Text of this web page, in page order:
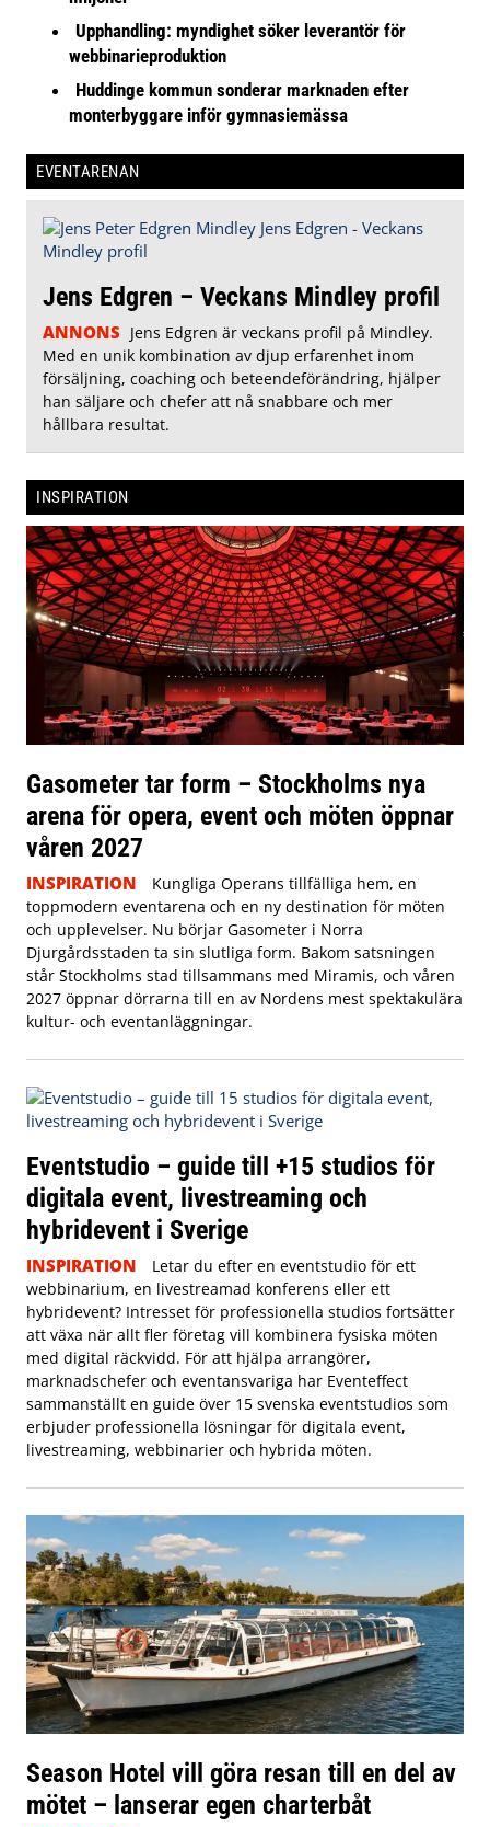
Upphandling: myndighet söker leverantör för
webbinarieproduktion
Huddinge kommun sonderar marknaden efter
monterbyggare inför gymnasiemässa
EVENTARENAN
Jens Edgren – Veckans Mindley profil
ANNONS Jens Edgren är veckans profil på Mindley.
Med en unik kombination av djup erfarenhet inom
försäljning, coaching och beteendeförändring, hjälper
han säljare och chefer att nå snabbare och mer
hållbara resultat.
INSPIRATION
Gasometer tar form – Stockholms nya
arena för opera, event och möten öppnar
våren 2027
INSPIRATION
Kungliga Operans tillfälliga hem, en
toppmodern eventarena och en ny destination för möten
och upplevelser. Nu börjar Gasometer i Norra
Djurgårdsstaden ta sin slutliga form. Bakom satsningen
står Stockholms stad tillsammans med Miramis, och våren
2027 öppnar dörrarna till en av Nordens mest spektakulära
kultur- och eventanläggningar.
Eventstudio – guide till +15 studios för
digitala event, livestreaming och
hybridevent i Sverige
INSPIRATION
Letar du efter en eventstudio för ett
webbinarium, en livestreamad konferens eller ett
hybridevent? Intresset för professionella studios fortsätter
att växa när allt fler företag vill kombinera fysiska möten
med digital räckvidd. För att hjälpa arrangörer,
marknadschefer och eventansvariga har Eventeffect
sammanställt en guide över 15 svenska eventstudios som
erbjuder professionella lösningar för digitala event,
livestreaming, webbinarier och hybrida möten.
Season Hotel vill göra resan till en del av
mötet – lanserar egen charterbåt